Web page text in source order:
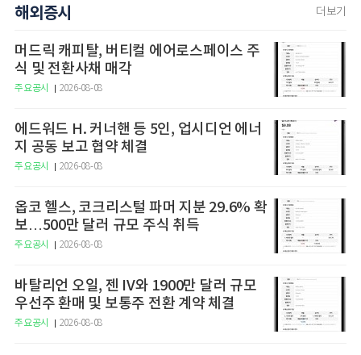
해외증시 더보기
머드릭 캐피탈, 버티컬 에어로스페이스 주
식 및 전환사채 매각
주요공시 2026-08-08
에드워드 H. 커너핸 등 5인, 업시디언 에너
지 공동 보고 협약 체결
주요공시 2026-08-08
옵코 헬스, 코크리스털 파머 지분 29.6% 확
보…500만 달러 규모 주식 취득
주요공시 2026-08-08
바탈리언 오일, 젠 IV와 1900만 달러 규모
우선주 환매 및 보통주 전환 계약 체결
주요공시 2026-08-08